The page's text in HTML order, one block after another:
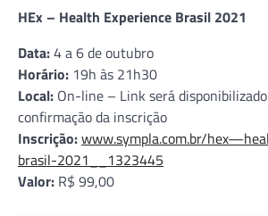
HEx – Health Experience Brasil 2021
Data:4 a 6 de outubro
Horário: 19h às 21h30
Local: On-line – Link será
confirmação da inscrição
Inscrição:www.sympla.com.br/
brasil-2021__1323445
Valor: R$ 99,00